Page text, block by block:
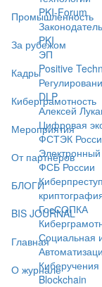
Промышленность
За рубежом
Кадры
Киберграмотность
Мероприятия
От партнёров
БЛОГИ
BIS JOURNAL
Главная
О журнале
PKI-Forum
PKI
ЭП
Positive
DLP
Алексей
Цифровая
ФСТЭК
ФСБ России
ГосСОПКА
Социальная
Киберучения
Blockchain